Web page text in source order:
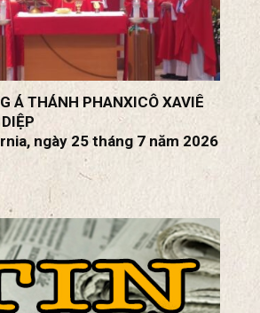
Á THÁNH PHANXICÔ XAVIÊ
ngày 25 tháng 7 năm 2026